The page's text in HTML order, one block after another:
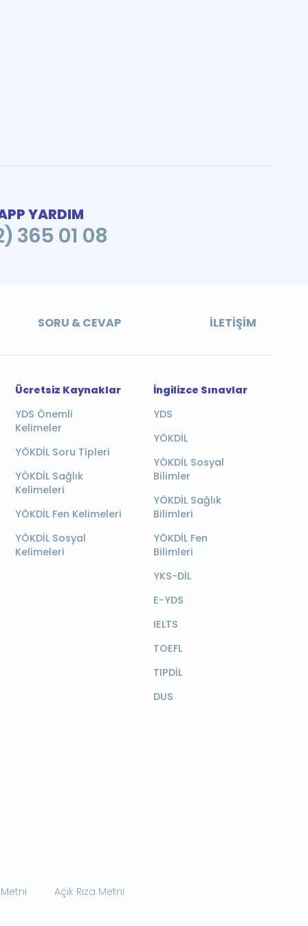
YARDIM
365 01 08
SORU & CEVAP İLETIŞIM
Ücretsiz Kaynaklar
YDS Önemli
Kelimeler
YÖKDİL Soru Tipleri
YÖKDİL Sağlık
Kelimeleri
YÖKDİL Fen Kelimeleri
YÖKDİL Sosyal
Kelimeleri
İngilizce Sınavlar
YDS
YÖKDİL
YÖKDİL Sosyal
Bilimler
YÖKDİL Sağlık
Bilimleri
YÖKDİL Fen
Bilimleri
YKS-DİL
E-YDS
IELTS
TOEFL
TIPDİL
DUS
Açık Rıza Metni